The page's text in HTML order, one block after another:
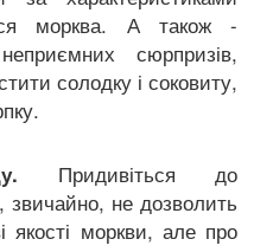
морква. А також -
сюрпризів,
солодку і соковиту,
Придивіться до
звичайно, не дозволить
якості моркви, але про